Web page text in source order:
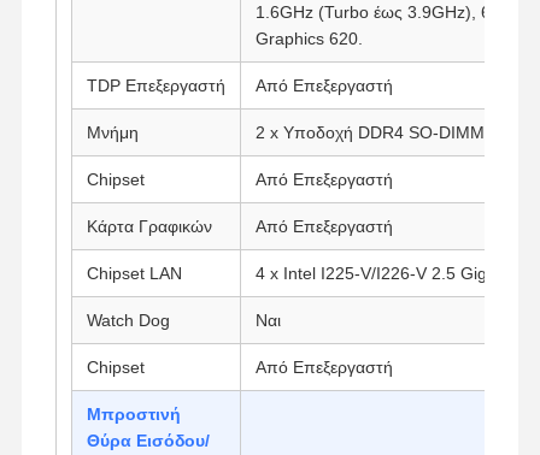
1.6GHz (Turbo έως 3.9GHz), 6M
Graphics 620.
TDP Επεξεργαστή Από Επεξεργαστή
Μνήμη 2 x Υποδοχή DDR4 SO-DIMM (Έως
Chipset Από Επεξεργαστή
Κάρτα Γραφικών Από Επεξεργαστή
Chipset LAN 4 x Intel I225-V/I226-V 2.5 Gigabit
Watch Dog Ναι
Chipset Από Επεξεργαστή
Μπροστινή
Θύρα Εισόδου/